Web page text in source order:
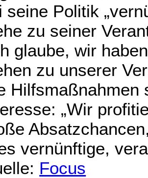
seine Politik
zu seiner
glaube, wir
zu unserer
Hilfsmaßnahmen
„Wir
vernünftige,
Focus